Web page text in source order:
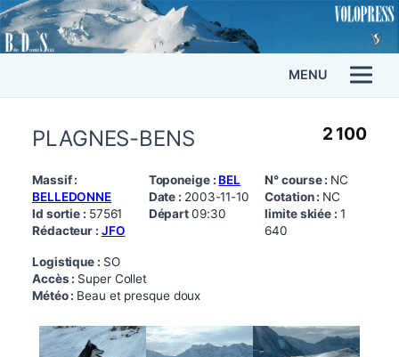
MENU
PLAGNES-BENS 2 100
Massif :
BELLEDONNE
Id sortie : 57561
Rédacteur : JFO
Toponeige : BEL
Date : 2003-11-10
Départ09:30
N° course : NC
Cotation : NC
limite skiée : 1
640
Logistique : SO
Accès : Super Collet
Météo : Beau et presque doux